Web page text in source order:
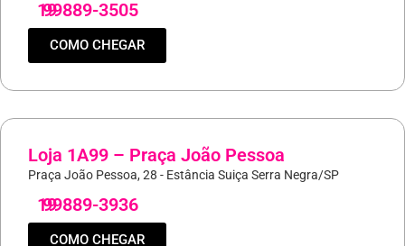
19
99889-3505
COMO CHEGAR
Loja 1A99 – Praça João Pessoa
Praça João Pessoa, 28 - Estância Suiça Serra Negra/SP
19
99889-3936
COMO CHEGAR